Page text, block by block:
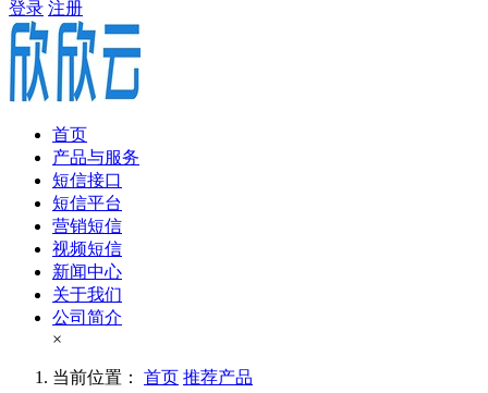
登录 注册
首页
产品与服务
短信接口
短信平台
营销短信
视频短信
新闻中心
关于我们
公司简介
×
当前位置： 首页 推荐产品